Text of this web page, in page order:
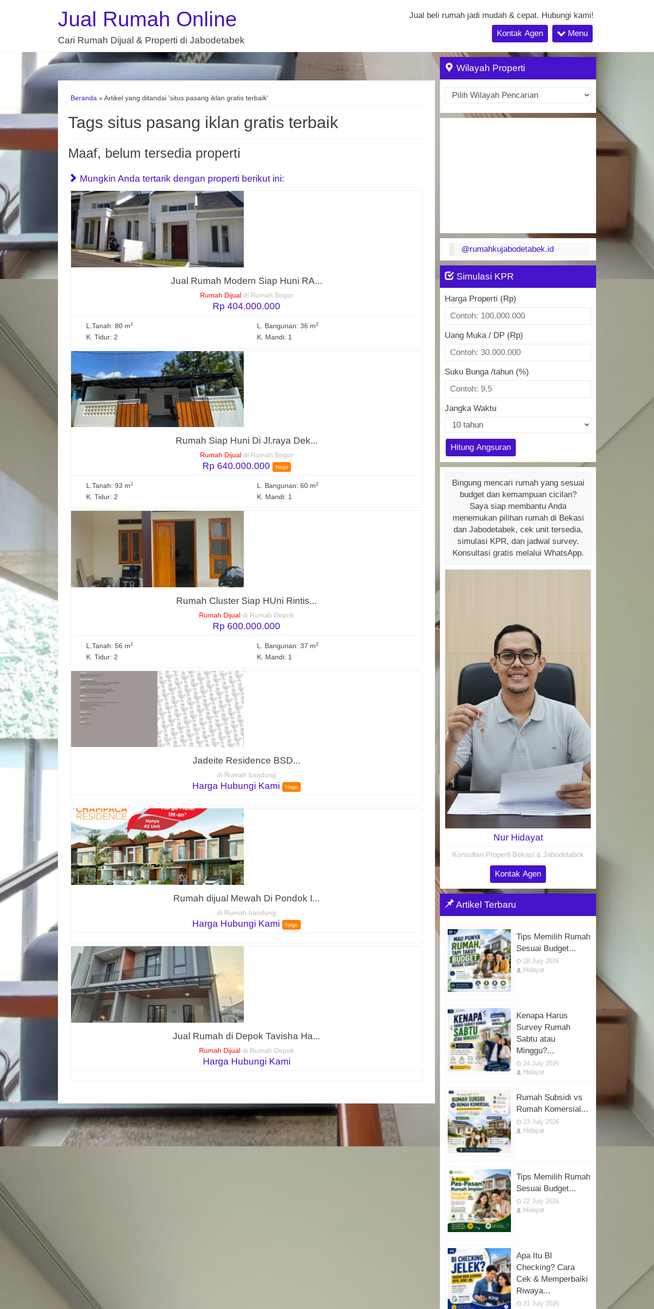
Jual Rumah Online
Cari Rumah Dijual & Properti di Jabodetabek
Jual beli rumah jadi mudah & cepat. Hubungi kami!
Kontak Agen
Menu
Beranda »Artikel yang ditandai 'situs pasang iklan gratis terbaik'
Tags situs pasang iklan gratis terbaik
Maaf, belum tersedia properti
Mungkin Anda tertarik dengan properti berikut ini:
Jual Rumah Modern Siap Huni RA...
Rumah Dijual di Rumah Bogor
Rp 404.000.000
L.Tanah: 80 m2 L. Bangunan: 36 m2
K. Tidur: 2 K. Mandi: 1
Rumah Siap Huni Di Jl.raya Dek...
Rumah Dijual di Rumah Bogor
Rp 640.000.000 Nego
L.Tanah: 93 m2 L. Bangunan: 60 m2
K. Tidur: 2 K. Mandi: 1
Rumah Cluster Siap HUni Rintis...
Rumah Dijual di Rumah Depok
Rp 600.000.000
L.Tanah: 56 m2 L. Bangunan: 37 m2
K. Tidur: 2 K. Mandi: 1
Jadeite Residence BSD...
di Rumah bandung
Harga Hubungi Kami Nego
Rumah dijual Mewah Di Pondok I...
di Rumah bandung
Harga Hubungi Kami Nego
Jual Rumah di Depok Tavisha Ha...
Rumah Dijual di Rumah Depok
Harga Hubungi Kami
Wilayah Properti
@rumahkujabodetabek.id
Simulasi KPR
Harga Properti (Rp)
Uang Muka / DP (Rp)
Suku Bunga /tahun (%)
Jangka Waktu
Hitung Angsuran
Bingung mencari rumah yang sesuai
budget dan kemampuan cicilan?
Saya siap membantu Anda
menemukan pilihan rumah di Bekasi
dan Jabodetabek, cek unit tersedia,
simulasi KPR, dan jadwal survey.
Konsultasi gratis melalui WhatsApp.
Nur Hidayat
Konsultan Properti Bekasi & Jabodetabek
Kontak Agen
Artikel Terbaru
Tips Memilih Rumah
Sesuai Budget...
28 July 2026
Hidayat
Kenapa Harus
Survey Rumah
Sabtu atau
Minggu?...
24 July 2026
Hidayat
Rumah Subsidi vs
Rumah Komersial...
23 July 2026
Hidayat
Tips Memilih Rumah
Sesuai Budget...
22 July 2026
Hidayat
Apa Itu BI
Checking? Cara
Cek & Memperbaiki
Riwaya...
21 July 2026